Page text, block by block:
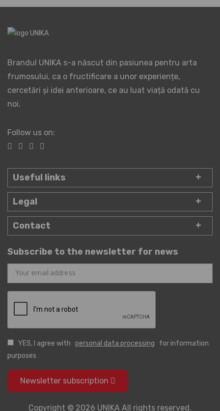
Brandul UNIKA s-a născut din pasiunea pentru arta
frumosului, ca o fructificare a unor experiențe,
cercetări și idei anterioare, ce au luat viață odată cu
noi.
Follow us on:
Useful links
Legal
Contact
Subscribe to the newsletter for news
YES, I agree with personal data processing for information
purposes
Newsletter subscription
Copyright © 2026 UNIKA All rights reserved.